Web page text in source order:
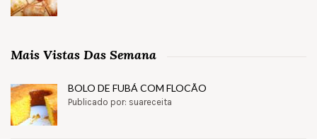
Mais Vistas Das Semana
BOLO DE FUBÁ COM FLOCÃO
Publicado por: suareceita